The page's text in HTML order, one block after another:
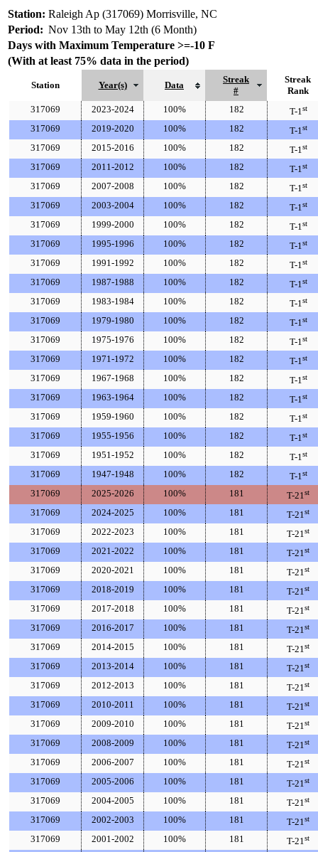
Station: Raleigh Ap (317069) Morrisville, NC
Period: Nov 13th to May 12th (6 Month)
Days with Maximum Temperature >=-10 F
(With at least 75% data in the period)
Station Year(s) Data
Streak
#
Streak
Rank
317069
2023-2024 100% 182 T-1st
317069 2019-2020 100% 182 T-1st
317069 2015-2016 100% 182 T-1st
317069 2011-2012 100% 182 T-1st
317069 2007-2008 100% 182 T-1st
317069 2003-2004 100% 182 T-1st
317069 1999-2000 100% 182 T-1st
317069 1995-1996 100% 182 T-1st
317069 1991-1992 100% 182 T-1st
317069 1987-1988 100% 182 T-1st
317069 1983-1984 100% 182 T-1st
317069 1979-1980 100% 182 T-1st
317069 1975-1976 100% 182 T-1st
317069 1971-1972 100% 182 T-1st
317069 1967-1968 100% 182 T-1st
317069 1963-1964 100% 182 T-1st
317069 1959-1960 100% 182 T-1st
317069 1955-1956 100% 182 T-1st
317069 1951-1952 100% 182 T-1st
317069 1947-1948 100% 182 T-1st
317069 2025-2026 100% 181 T-21st
317069 2024-2025 100% 181 T-21st
317069 2022-2023 100% 181 T-21st
317069 2021-2022 100% 181 T-21st
317069 2020-2021 100% 181 T-21st
317069 2018-2019 100% 181 T-21st
317069 2017-2018 100% 181 T-21st
317069 2016-2017 100% 181 T-21st
317069 2014-2015 100% 181 T-21st
317069 2013-2014 100% 181 T-21st
317069 2012-2013 100% 181 T-21st
317069 2010-2011 100% 181 T-21st
317069 2009-2010 100% 181 T-21st
317069 2008-2009 100% 181 T-21st
317069 2006-2007 100% 181 T-21st
317069 2005-2006 100% 181 T-21st
317069 2004-2005 100% 181 T-21st
317069 2002-2003 100% 181 T-21st
317069 2001-2002 100% 181 T-21st